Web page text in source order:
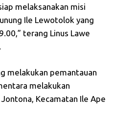
melaksanakan misi
Ile Lewotolok yang
terang Linus Lawe
melakukan pemantauan
melakukan
Kecamatan Ile Ape